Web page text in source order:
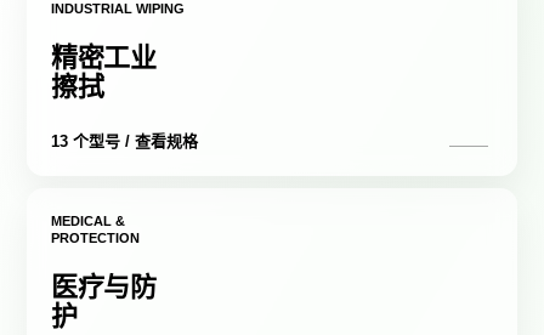
INDUSTRIAL WIPING
精密工业
擦拭
13 个型号 / 查看规格
MEDICAL &
PROTECTION
医疗与防
护